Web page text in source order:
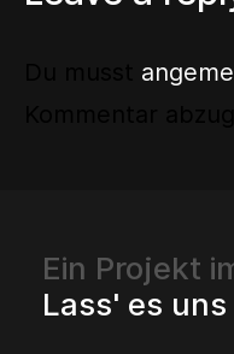
Ein Projekt
Lass' es